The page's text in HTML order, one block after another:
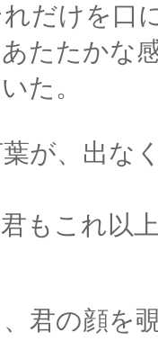
だけを口
たたかな
た。
葉が、出な
もこれ以
君の顔を